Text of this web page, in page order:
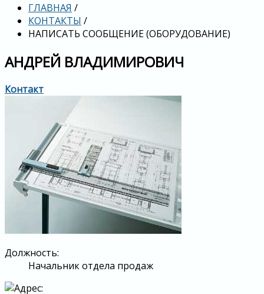
ГЛАВНАЯ /
КОНТАКТЫ /
НАПИСАТЬ СООБЩЕНИЕ (ОБОРУДОВАНИЕ)
АНДРЕЙ ВЛАДИМИРОВИЧ
Контакт
Должность:
Начальник отдела продаж